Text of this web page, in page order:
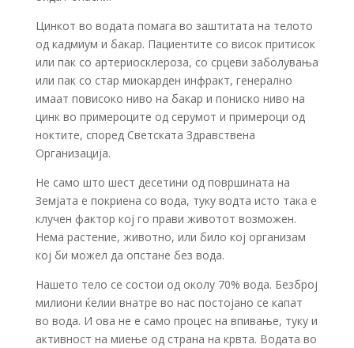
Цинкот во водата помага во заштитата на телото
од кадмиум и бакар. Пациентите со висок притисок
или пак со артериосклероза, со срцеви заболувања
или пак со стар миокарден инфракт, генерално
имаат повисоко ниво на бакар и пониско ниво на
цинк во примероците од серумот и примероци од
ноктите, според Светската Здравствена
Организација.
Не само што шест десетини од површината на
Земјата е покриена со вода, туку водта исто така е
клучен фактор кој го прави животот возможен.
Нема растение, животно, или било кој организам
кој би можел да опстане без вода.
Нашето тело се состои од околу 70% вода. Безброј
милиони ќелии внатре во нас постојано се капат
во вода. И ова не е само процес на впивање, туку и
активност на миење од страна на крвта. Водата во